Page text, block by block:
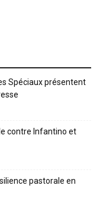
Spéciaux présentent
contre Infantino et
pastorale en